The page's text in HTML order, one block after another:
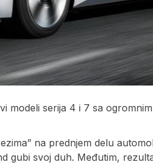
modeli serija 4 i 7 sa
na prednjem delu
gubi svoj duh. Međutim,